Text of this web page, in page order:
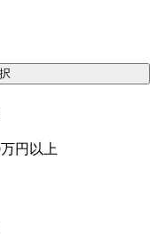
円以上